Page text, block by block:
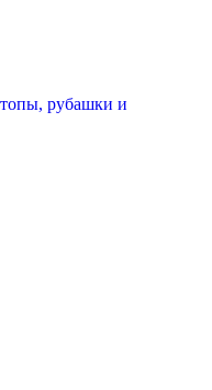
рубашки и